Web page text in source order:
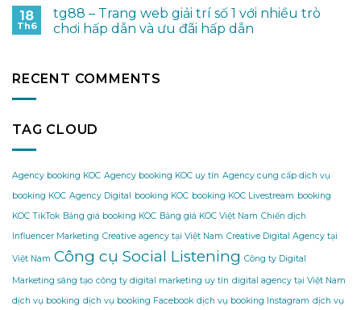
18
Th6
tg88 – Trang web giải trí số 1 với nhiều trò
chơi hấp dẫn và ưu đãi hấp dẫn
RECENT COMMENTS
TAG CLOUD
Agency booking KOC Agency booking KOC uy tín Agency cung cấp dịch vụ
booking KOC Agency Digital booking KOC booking KOC Livestream booking
KOC TikTok Bảng giá booking KOC Bảng giá KOC Việt Nam Chiến dịch
Influencer Marketing Creative agency tại Việt Nam Creative Digital Agency tại
Việt Nam Công cụ Social Listening Công ty Digital
Marketing sáng tạo công ty digital marketing uy tín digital agency tại Việt Nam
dịch vụ booking dịch vụ booking Facebook dịch vụ booking Instagram dịch vụ